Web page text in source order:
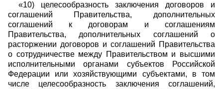
«10) целесообразность заключения договоров и
соглашений Правительства, дополнительных
соглашений к договорам и соглашениям
Правительства, дополнительных соглашений о
расторжении договоров и соглашений Правительства
о сотрудничестве между Правительством и высшими
исполнительными органами субъектов Российской
Федерации или хозяйствующими субъектами, в том
числе целесообразность заключения соглашений,